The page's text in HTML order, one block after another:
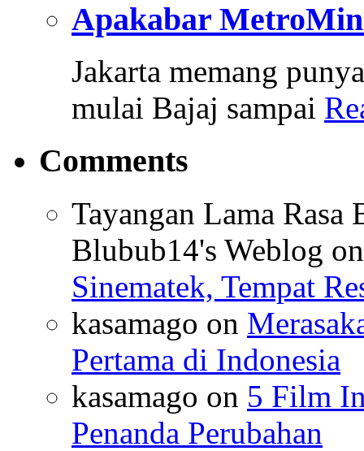
Apakabar
Jakarta memang
mulai Bajaj sampai
Comments
Tayangan Lama
Blubub14's Weblog
Sinematek, Tempat
kasamago on
Pertama di Indonesia
kasamago on 5 Film
Penanda Perubahan